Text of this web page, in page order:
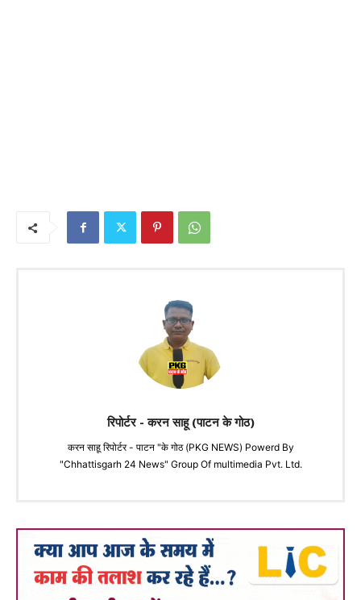
रिपोर्टर - करन साहू (पाटन के गोठ)
करन साहू रिपोर्टर - पाटन "के गोठ (PKG NEWS) Powerd By
"Chhattisgarh 24 News" Group Of multimedia Pvt. Ltd.